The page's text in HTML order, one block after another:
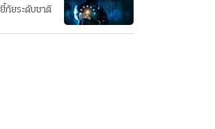
ภัยระดับชาติ